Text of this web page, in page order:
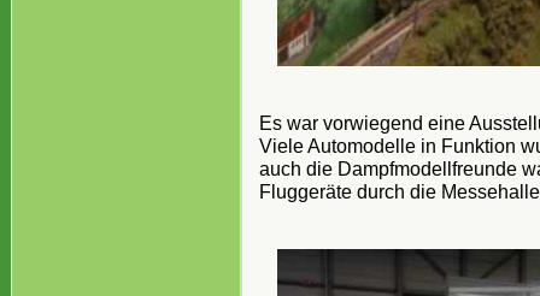
Es war vorwiegend eine
Viele Automodelle in Funktion
auch die Dampfmodellfreunde
Fluggeräte durch die